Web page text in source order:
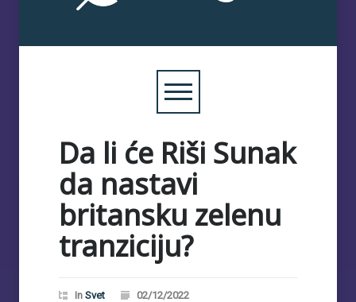
Da li će Riši Sunak
da nastavi
britansku zelenu
tranziciju?
In Svet
02/12/2022